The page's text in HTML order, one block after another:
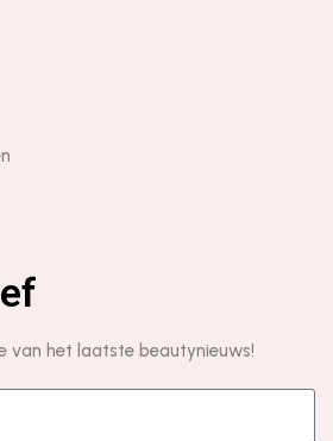
van het laatste beautynieuws!